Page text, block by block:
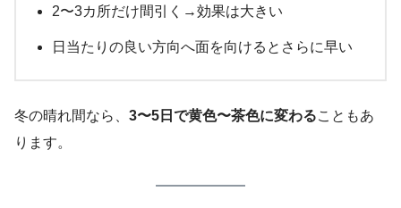
2〜3カ所だけ間引く→効果は大きい
日当たりの良い方向へ面を向けるとさらに早い
冬の晴れ間なら、 3〜5日で黄色〜茶色に変わることもあ
ります。